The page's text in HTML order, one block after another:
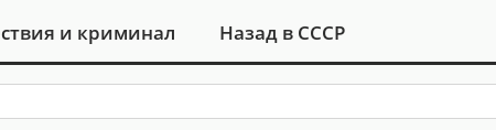
и криминал Назад в СССР